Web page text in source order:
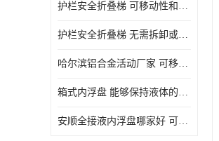
护栏安全折叠梯 可移动性和安全性较高 占用空间小
护栏安全折叠梯 无需拆卸或重新安装 占用空间小
哈尔滨铝合金活动厂家 可移动性和安全性较高 占用空间小
箱式内浮盘 能够保持液体的密闭状态 适用于多种液体储存和运输
安顺全接液内浮盘哪家好 可以自动上下浮动 密封性能好